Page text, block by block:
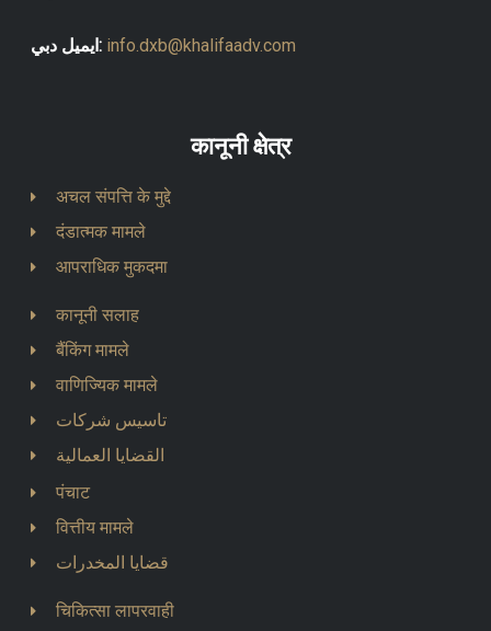
ايميل دبي: info.dxb@khalifaadv.com
कानूनी क्षेत्र
अचल संपत्ति के मुद्दे
दंडात्मक मामले
आपराधिक मुकदमा
कानूनी सलाह
बैंकिंग मामले
वाणिज्यिक मामले
تاسيس شركات
القضايا العمالية
पंचाट
वित्तीय मामले
قضايا المخدرات
चिकित्सा लापरवाही